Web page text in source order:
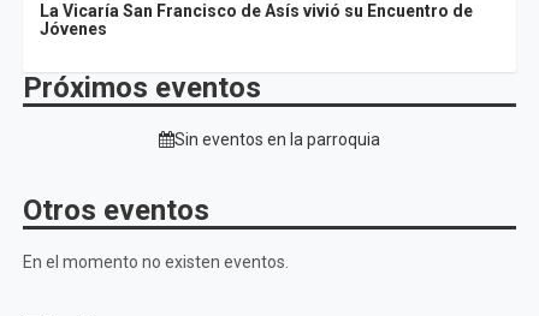
La Vicaría San Francisco de Asís vivió su Encuentro de
Jóvenes
Próximos eventos
Sin eventos en la parroquia
Otros eventos
En el momento no existen eventos.